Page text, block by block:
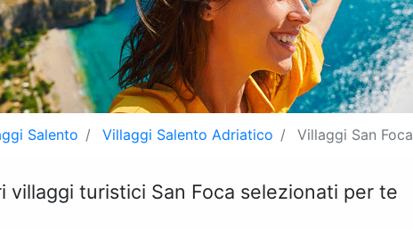
Salento Villaggi Salento Adriatico Villaggi San Foca
villaggi turistici San Foca selezionati per te